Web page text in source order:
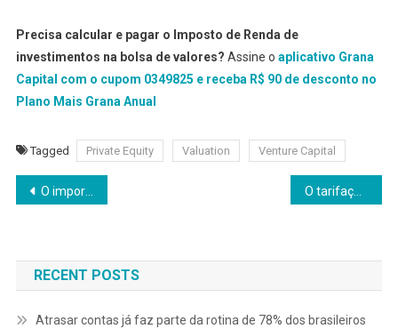
Precisa calcular e pagar o Imposto de Renda de
investimentos na bolsa de valores? Assine o aplicativo Grana
Capital com o cupom 0349825 e receba R$ 90 de desconto no
Plano Mais Grana Anual
Tagged Private Equity Valuation Venture Capital
Navegação
Post
O importante papel da conciliação na previdência complementar O tarifaço e o PIB brasileiro
RECENT POSTS
Atrasar contas já faz parte da rotina de 78% dos brasileiros